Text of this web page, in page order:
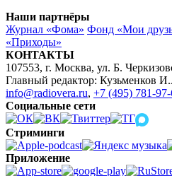
Наши партнёры
Журнал «Фома» Фонд «Мои
«Приходы»
КОНТАКТЫ
107553, г. Москва, ул. Б.
Главный редактор: Кузьменков
info@radiovera.ru, +7 (495) 781-
Социальные сети
Стриминги
Приложение